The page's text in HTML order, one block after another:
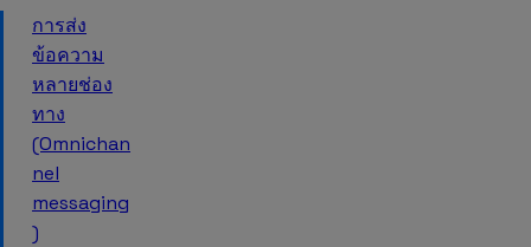
การส่ง
ข้อความ
หลายช่อง
ทาง
(Omnichan
nel
messaging
)